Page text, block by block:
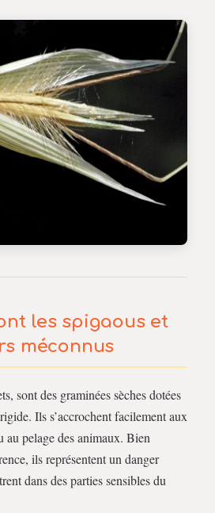
les spigaous et
méconnus
sont des graminées sèches dotées
Ils s’accrochent facilement aux
au pelage des animaux. Bien
ils représentent un danger
dans des parties sensibles du